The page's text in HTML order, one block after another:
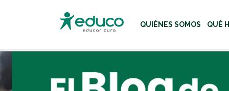
Usa las teclas Tab o
QUIÉNES SOMOS QUÉ